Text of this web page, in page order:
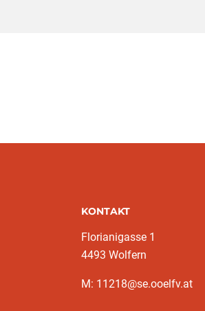
KONTAKT
Florianigasse 1
4493 Wolfern
M: 11218@se.ooelfv.at